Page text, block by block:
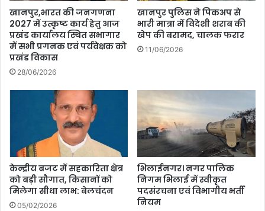
खानपुर,भारत की जनगणना
2027 में उत्कृष्ट कार्य हेतु आज
प्रखंड कार्यालय स्थित सभागार
में सभी प्रगनक एवं पर्यवेक्षक को
प्रखंड विकास
28/06/2026
खानपुर पुलिस ने पिकअप से
भारी मात्रा में विदेशी शराब की
खेप की बरामद, चालक फरार
11/06/2026
केन्द्रीय बजट में सहकारिता क्षेत्र
को बड़ी सौगात, किसानों को
मिलेगा सीधा लाभ: बेलचंदन
05/02/2026
भिलाईनगर। नगर पालिक
निगम भिलाई में स्वीकृत
पदसंरचना एवं विभागीय भर्ती
नियम